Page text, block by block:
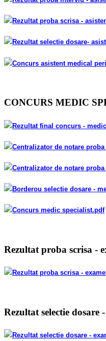
Rezultat proba scrisa -
Rezultat selectie dosare-
Concurs asistent medical
CONCURS MEDIC
Rezultat final concurs -
Centralizator de notare
Centralizator de notare
Borderou selectie dosare -
Concurs medic specialist.pdf
Rezultat proba scrisa -
Rezultat proba scrisa -
Rezultat selectie
Rezultat selectie dosare -